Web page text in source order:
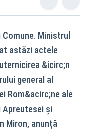
Ministrul
astăzi actele
&icirc;n
general al
Rom&acirc;ne ale
şi
Miron, anunţă